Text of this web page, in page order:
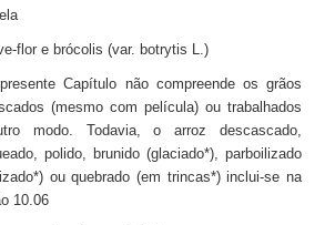
flor e brócolis (var. botrytis L.)
Capítulo não compreende os grãos
(mesmo com película) ou trabalhados
modo. Todavia, o arroz descascado,
polido, brunido (glaciado*), parboilizado
ou quebrado (em trincas*) inclui-se na
10.06